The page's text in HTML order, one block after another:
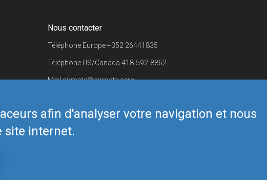
afin d'analyser votre navigation et nous
site internet.
Nous contacter
Téléphone Europe+352 26441835
Téléphone US/Canada 418-592-8862
Mailairmate@airmate.aero